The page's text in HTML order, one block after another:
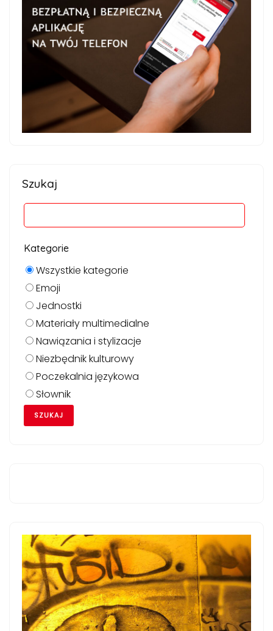
Szukaj
Kategorie
Wszystkie kategorie
Emoji
Jednostki
Materiały multimedialne
Nawiązania i stylizacje
Niezbędnik kulturowy
Poczekalnia językowa
Słownik